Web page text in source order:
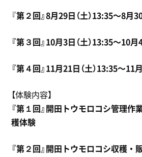
『第２回』8月29日（土）13:35〜8月
『第３回』10月3日（土）13:35〜10月
『第４回』11月21日（土）13:35〜11
【体験内容】
『第１回』開田トウモロコシ管理作
穫体験
『第２回』開田トウモロコシ収穫・